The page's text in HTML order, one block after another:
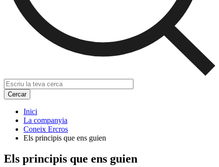
Inici
La companyia
Coneix Ercros
Els principis que ens guien
Els principis que ens guien